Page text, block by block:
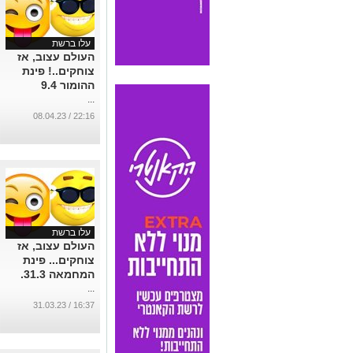
עלו ברשת
העולם עצוב, אז
צוחקים..! פינת
ההומור 9.4
...
22:16 / 08.04.23
עלו ברשת
העולם עצוב, אז
צוחקים... פינת
המחמאה 31.3.
...
16:37 / 31.03.23